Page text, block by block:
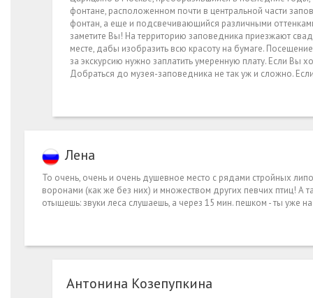
фонтане, расположенном почти в центральной части
фонтан, а еще и подсвечивающийся различными
заметите Вы! На территорию заповедника приезжают
месте, дабы изобразить всю красоту на бумаге.
за экскурсию нужно заплатить умеренную плату. Если Вы
Добраться до музея-заповедника не так уж и сложно.
Лена
То очень, очень и очень душевное место с рядами стройных
воронами (как же без них) и множеством других певчих птиц! А
отыщешь: звуки леса слушаешь, а через 15 мин. пешком - ты уже
Антонина Козепупкина